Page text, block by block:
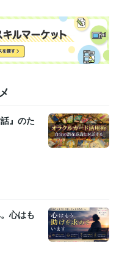
年数 : 4年
数 : 2年
） 経験年数 : 10年
月
2020年1月
』のた
心はも